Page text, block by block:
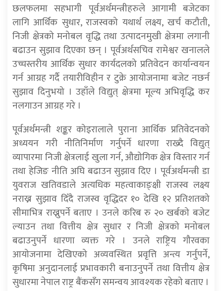
छलफलमा सहभागी पूर्वअर्थमन्त्रीहरुले आगामी बजेटका
लागि आर्थिक सुधार, राजस्वको यथार्थ लक्ष्य, खर्च कटौती,
निजी क्षेत्रको मनोबल वृद्धि तथा उत्पादनमुखी क्षेत्रमा लगानी
बढाउन सुझाव दिएका छन् । पूर्वअर्थसचिव रामेश्वर खनालले
उच्चस्तरीय आर्थिक सुधार कार्यदलको प्रतिवेदन कार्यान्वयन
गर्न आग्रह गर्दै तयारीविहीन र टुक्रे आयोजनामा बजेट नछर्न
सुझाव दिनुभयो । उहाँले विद्युत् क्षेत्रमा मूल्य अभिवृद्धि कर
नलगाउन आग्रह गरे ।
पूर्वअर्थमन्त्री शङ्कर कोइरालाले पुराना आर्थिक प्रतिवेदनको
अध्ययन गरी नीतिनिर्माण गर्नुपर्ने धारणा राख्दै विद्युत्
व्यापारमा निजी क्षेत्रलाई खुला गर्न, औद्योगिक क्षेत्र विस्तार गर्न
तथा हेजिङ नीति अघि बढाउन सुझाव दिए । पूर्वअर्थमन्त्री डा
युवराज खतिवडाले अत्यधिक महत्वाकाङ्क्षी राजस्व लक्ष्य
नराख्न सुझाव दिँदै राजस्व वृद्धिदर १० देखि १२ प्रतिशतको
सीमाभित्र राख्नुपर्ने बताए । उनले करिब रु २० खर्बको बजेट
ल्याउन तथा वित्तीय क्षेत्र सुधार र निजी क्षेत्रको मनोबल
बढाउनुपर्ने धारणा व्यक्त गरे । उनले राष्ट्रिय गौरवका
आयोजनामा देखिएको अव्यवस्थित प्रवृत्ति अन्त्य गर्नुपर्ने,
कृषिमा अनुदानलाई प्रभावकारी बनाउनुपर्ने तथा वित्तीय क्षेत्र
सुधारमा नेपाल राष्ट्र बैंकसँग समन्वय आवश्यक रहेको बताए ।